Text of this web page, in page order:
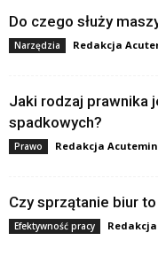
Do czego służy
Narzędzia Redakcja
Jaki rodzaj prawnika
spadkowych?
Prawo Redakcja
Czy sprzątanie biur
Efektywność pracy